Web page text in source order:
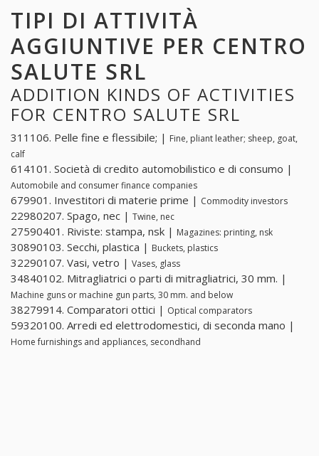
TIPI DI ATTIVITÀ
AGGIUNTIVE PER CENTRO
SALUTE SRL
ADDITION KINDS OF ACTIVITIES
FOR CENTRO SALUTE SRL
311106. Pelle fine e flessibile; | Fine, pliant leather; sheep, goat,
calf
614101. Società di credito automobilistico e di consumo |
Automobile and consumer finance companies
679901. Investitori di materie prime | Commodity investors
22980207. Spago, nec | Twine, nec
27590401. Riviste: stampa, nsk | Magazines: printing, nsk
30890103. Secchi, plastica | Buckets, plastics
32290107. Vasi, vetro | Vases, glass
34840102. Mitragliatrici o parti di mitragliatrici, 30 mm. |
Machine guns or machine gun parts, 30 mm. and below
38279914. Comparatori ottici | Optical comparators
59320100. Arredi ed elettrodomestici, di seconda mano |
Home furnishings and appliances, secondhand